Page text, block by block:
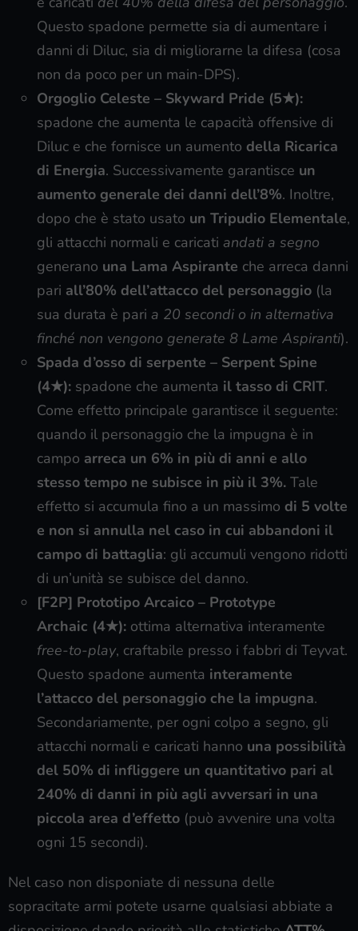
Questo spadone permette sia di aumentare i
danni di Diluc, sia di migliorarne la difesa (cosa
non da poco per un main-DPS).
Orgoglio Celeste – Skyward Pride (5★):
spadone che aumenta le capacità offensive di
Diluc e che fornisce un aumento della Ricarica
di Energia. Successivamente garantisce un
aumento generale dei danni dell’8%. Inoltre,
dopo che è stato usato un Tripudio Elementale,
gli attacchi normali e caricati andati a segno
generano una Lama Aspirante che arreca danni
pari all’80% dell’attacco del personaggio (la
sua durata è pari a 20 secondi o in alternativa
finché non vengono generate 8 Lame Aspiranti).
Spada d’osso di serpente – Serpent Spine
(4★): spadone che aumenta il tasso di CRIT.
Come effetto principale garantisce il seguente:
quando il personaggio che la impugna è in
campo arreca un 6% in più di anni e allo
stesso tempo ne subisce in più il 3%. Tale
effetto si accumula fino a un massimo di 5 volte
e non si annulla nel caso in cui abbandoni il
campo di battaglia: gli accumuli vengono ridotti
di un’unità se subisce del danno.
[F2P] Prototipo Arcaico – Prototype
Archaic (4★): ottima alternativa interamente
free-to-play, craftabile presso i fabbri di Teyvat.
Questo spadone aumenta interamente
l’attacco del personaggio che la impugna.
Secondariamente, per ogni colpo a segno, gli
attacchi normali e caricati hanno una possibilità
del 50% di infliggere un quantitativo pari al
240% di danni in più agli avversari in una
piccola area d’effetto (può avvenire una volta
ogni 15 secondi).
Nel caso non disponiate di nessuna delle
sopracitate armi potete usarne qualsiasi abbiate a